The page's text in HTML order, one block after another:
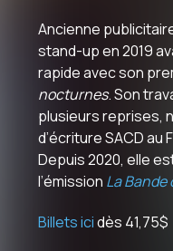
Ancienne
stand-up en 2019
rapide avec son
nocturnes. Son
plusieurs reprises,
d’écriture SACD au
Depuis 2020, elle
l’émission La
Billets icidès 41,75$